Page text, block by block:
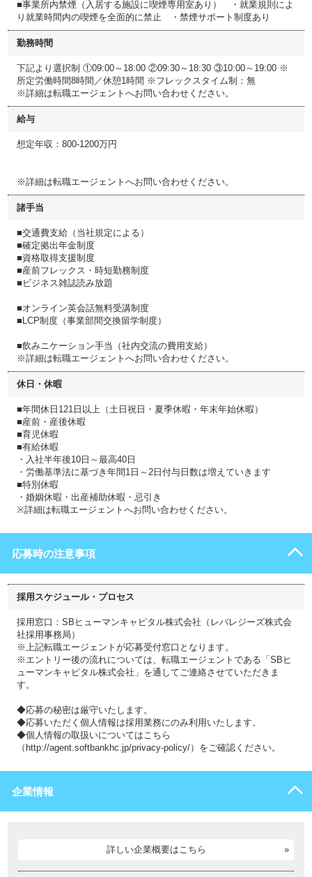
■事業所内禁煙（入居する施設に喫煙専用室あり） ・就業規則によ
り就業時間内の喫煙を全面的に禁止 ・禁煙サポート制度あり
勤務時間
下記より選択制 ①09:00～18:00 ②09:30～18:30 ③10:00～19:00 ※
所定労働時間8時間／休憩1時間 ※フレックスタイム制：無
※詳細は転職エージェントへお問い合わせください。
給与
想定年収：800-1200万円
※詳細は転職エージェントへお問い合わせください。
諸手当
■交通費支給（当社規定による）
■確定拠出年金制度
■資格取得支援制度
■産前フレックス・時短勤務制度
■ビジネス雑誌読み放題
■オンライン英会話無料受講制度
■LCP制度（事業部間交換留学制度）
■飲みニケーション手当（社内交流の費用支給）
※詳細は転職エージェントへお問い合わせください。
休日・休暇
■年間休日121日以上（土日祝日・夏季休暇・年末年始休暇）
■産前・産後休暇
■育児休暇
■有給休暇
・入社半年後10日～最高40日
・労働基準法に基づき年間1日～2日付与日数は増えていきます
■特別休暇
・婚姻休暇・出産補助休暇・忌引き
※詳細は転職エージェントへお問い合わせください。
応募時の注意事項
採用スケジュール・プロセス
採用窓口：SBヒューマンキャピタル株式会社（レバレジーズ株式会
社採用事務局）
※上記転職エージェントが応募受付窓口となります。
※エントリー後の流れについては、転職エージェントである「SBヒ
ューマンキャピタル株式会社」を通してご連絡させていただきま
す。
◆応募の秘密は厳守いたします。
◆応募いただく個人情報は採用業務にのみ利用いたします。
◆個人情報の取扱いについてはこちら
（http://agent.softbankhc.jp/privacy-policy/）をご確認ください。
企業情報
詳しい企業概要はこちら